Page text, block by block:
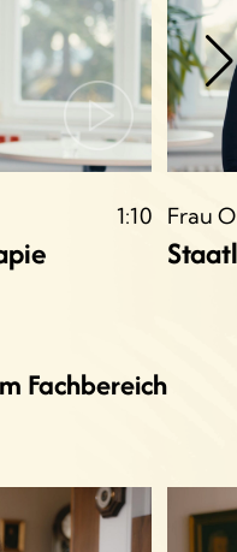
1:10 Frau
Fachbereich